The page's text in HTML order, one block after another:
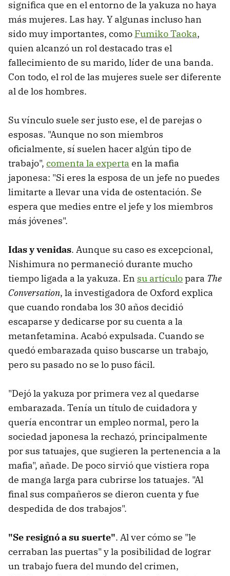
significa que en el entorno de la yakuza no haya
más mujeres. Las hay. Y algunas incluso han
sido muy importantes, como Fumiko Taoka,
quien alcanzó un rol destacado tras el
fallecimiento de su marido, líder de una banda.
Con todo, el rol de las mujeres suele ser diferente
al de los hombres.
Su vínculo suele ser justo ese, el de parejas o
esposas. "Aunque no son miembros
oficialmente, sí suelen hacer algún tipo de
trabajo", comenta la experta en la mafia
japonesa: "Si eres la esposa de un jefe no puedes
limitarte a llevar una vida de ostentación. Se
espera que medies entre el jefe y los miembros
más jóvenes".
Idas y venidas. Aunque su caso es excepcional,
Nishimura no permaneció durante mucho
tiempo ligada a la yakuza. En su artículopara The
Conversation, la investigadora de Oxford explica
que cuando rondaba los 30 años decidió
escaparse y dedicarse por su cuenta a la
metanfetamina. Acabó expulsada. Cuando se
quedó embarazada quiso buscarse un trabajo,
pero su pasado no se lo puso fácil.
"Dejó la yakuza por primera vez al quedarse
embarazada. Tenía un título de cuidadora y
quería encontrar un empleo normal, pero la
sociedad japonesa la rechazó, principalmente
por sus tatuajes, que sugieren la pertenencia a la
mafia", añade. De poco sirvió que vistiera ropa
de manga larga para cubrirse los tatuajes. "Al
final sus compañeros se dieron cuenta y fue
despedida de dos trabajos".
"Se resignó a su suerte". Al ver cómo se "le
cerraban las puertas" y la posibilidad de lograr
un trabajo fuera del mundo del crimen,